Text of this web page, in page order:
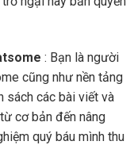
: Bạn là người
cũng như nền tảng
sách các bài viết và
cơ bản đến nâng
quý báu mình thu